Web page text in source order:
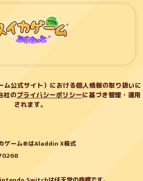
ム公式サイト）における個人情報の取り扱いに
社のプライバシーポリシーに基づき管理・運用
されます。
ゲーム®はAladdin X株式